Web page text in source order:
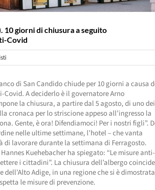
10 giorni di chiusura a seguito
Covid
di San Candido chiude per 10 giorni a causa
A deciderlo è il governatore Arno
la chiusura, a partire dal 5 agosto, di uno dei
cronaca per lo striscione appeso all’ingresso la
Gente, è ora! Difendiamoci! Per i nostri figli”.
nelle ultime settimane, l’hotel – che vanta
di lavorare durante la settimana di Ferragosto.
Kuehebacher ha spiegato: “Le misure anti-
i cittadini”. La chiusura dell’albergo coincide
Adige, in una regione che si è dimostrata
le misure di prevenzione.